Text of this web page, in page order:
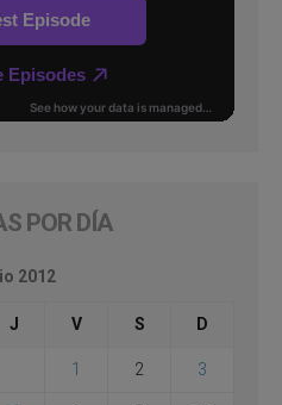
POR DÍA
2012
J V S D
1 2 3